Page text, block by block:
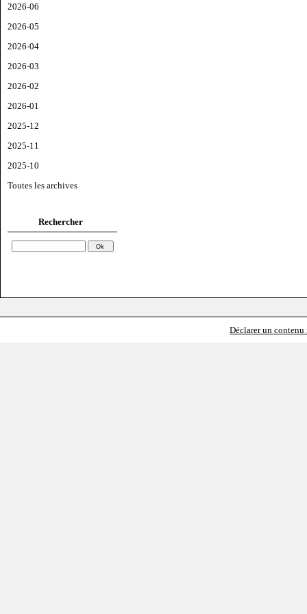
2026-06
2026-05
2026-04
2026-03
2026-02
2026-01
2025-12
2025-11
2025-10
Toutes les archives
Rechercher
Déclarer un